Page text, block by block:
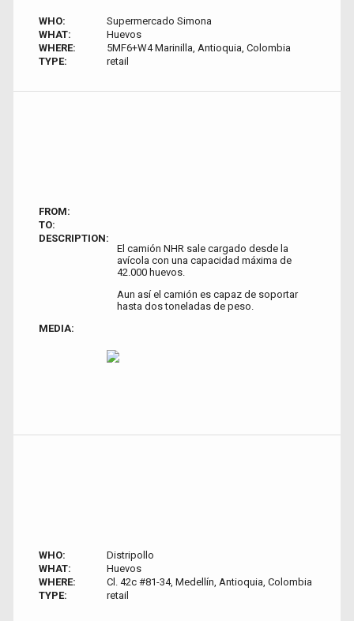
WHO:
Supermercado Simona
WHAT:
Huevos
WHERE:
5MF6+W4 Marinilla, Antioquia, Colombia
TYPE:
retail
FROM:
TO:
DESCRIPTION:
El camión NHR sale cargado desde la
avícola con una capacidad máxima de
42.000 huevos.
Aun así el camión es capaz de soportar
hasta dos toneladas de peso.
MEDIA:
WHO:
Distripollo
WHAT:
Huevos
WHERE:
Cl. 42c #81-34, Medellín, Antioquia, Colombia
TYPE:
retail